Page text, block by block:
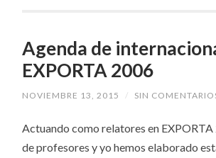
Agenda de
EXPORTA 2006
NOVIEMBRE 13, 2015 / SIN
Actuando como relatores en
de profesores y yo hemos elaborado